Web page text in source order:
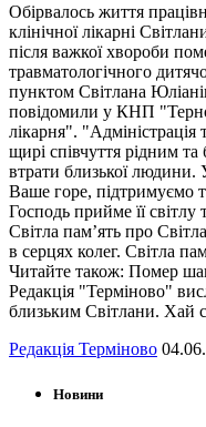
Обірвалось життя
клінічної лікарні
після важкої хвороби
травматологічного
пунктом Світлана
повідомили у КНП
лікарня". "Адміністрація
щирі співчуття рідним
втрати близької
Ваше горе, підтримуємо
Господь прийме її
Світла пам’ять про
в серцях колег. Світла
Читайте також: Помер
Редакція "Терміново"
близьким Світлани. Хай
Редакція Терміново
Новини